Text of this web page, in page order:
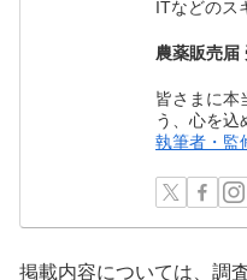
ITなどのス
農薬販売届
皆さまに本
う、心を込
執筆者・監
掲載内容については、調